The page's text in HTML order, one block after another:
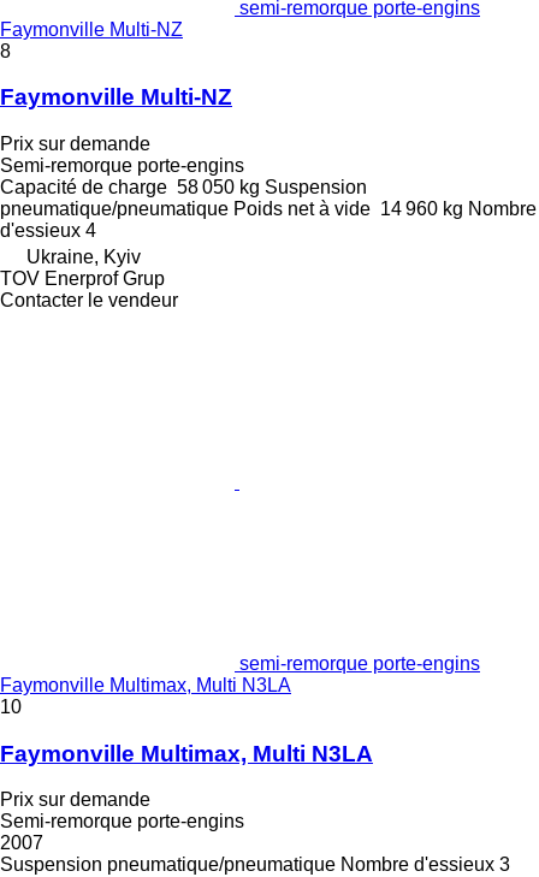
semi-remorque porte-engins
Faymonville Multi-NZ
8
Faymonville Multi-NZ
Prix sur demande
Semi-remorque porte-engins
Capacité de charge 58 050 kg Suspension
pneumatique/pneumatique Poids net à vide 14 960 kg Nombre
d'essieux 4
Ukraine, Kyiv
TOV Enerprof Grup
Contacter le vendeur
semi-remorque porte-engins
Faymonville Multimax, Multi N3LA
10
Faymonville Multimax, Multi N3LA
Prix sur demande
Semi-remorque porte-engins
2007
Suspension pneumatique/pneumatique Nombre d'essieux 3